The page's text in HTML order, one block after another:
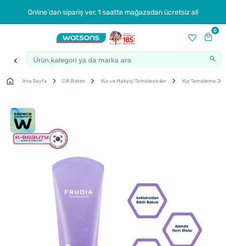
Online'dan sipariş ver, 1 saatte mağazadan ücretsiz al!
0
Ana Sayfa Cilt Bakım Yüz ve Makyaj Temizleyiciler Yüz Temizleme Jeli